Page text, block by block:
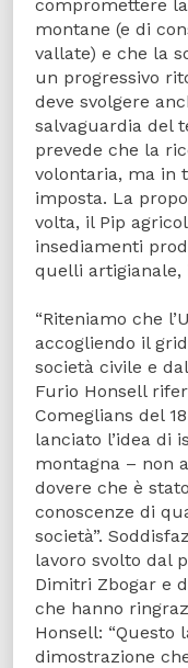
compromettere
montane (e di
vallate) e che la
un progressivo
deve svolgere
salvaguardia del
prevede che la
volontaria, ma in
imposta. La
volta, il Pip
insediamenti
quelli artigianale,
“Riteniamo che
accogliendo il
società civile e
Furio Honsell
Comeglians del
lanciato l’idea di
montagna – non
dovere che è
conoscenze di
società”.
lavoro svolto dal
Dimitri Zbogar e
che hanno
Honsell: “Questo
dimostrazione